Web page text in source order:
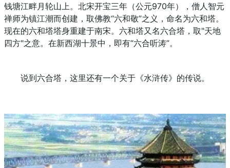
钱塘江畔月轮山上。北宋开宝三年（公元970年），僧人智元
禅师为镇江潮而创建，取佛教“六和敬”之义，命名为六和塔。
现在的六和塔塔身重建于南宋。六和塔又名六合塔，取"天地
四方"之意。在新西湖十景中，即有“六合听涛”。
说到六合塔，这里还有一个关于《水浒传》的传说。